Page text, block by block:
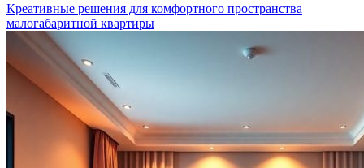
Креативные решения для комфортного пространства
малогабаритной квартиры